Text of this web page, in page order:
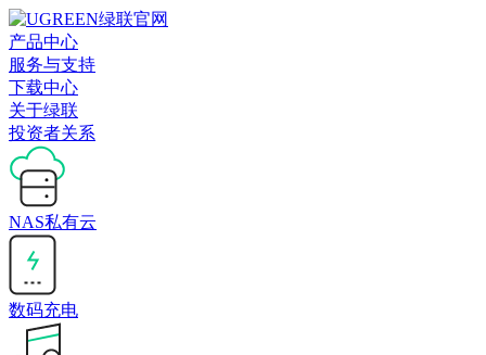
产品中心
服务与支持
下载中心
关于绿联
投资者关系
NAS私有云
数码充电